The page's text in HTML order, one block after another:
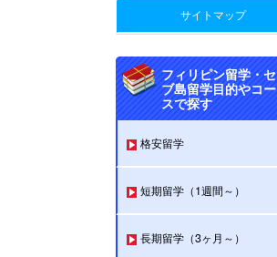
サイトマップ
フィリピン留学・セ
ブ島留学目的やコー
スで探す
格安留学
短期留学（1週間～）
長期留学（3ヶ月～）